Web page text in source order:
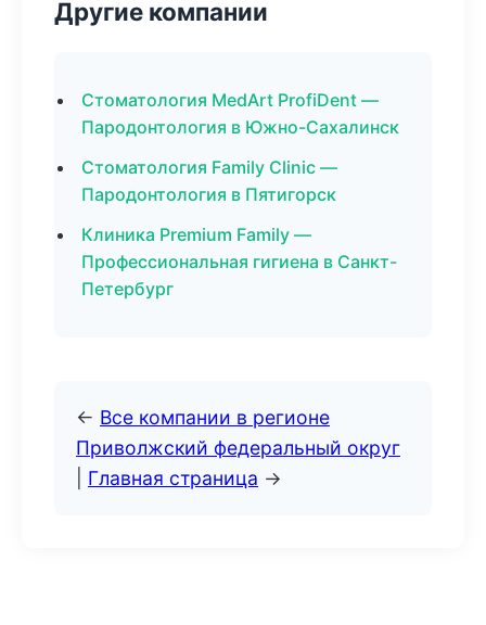
Другие компании
Стоматология MedArt ProfiDent —
Пародонтология в Южно-Сахалинск
Стоматология Family Clinic —
Пародонтология в Пятигорск
Клиника Premium Family —
Профессиональная гигиена в Санкт-
Петербург
← Все компании в регионе
Приволжский федеральный округ
Главная страница →